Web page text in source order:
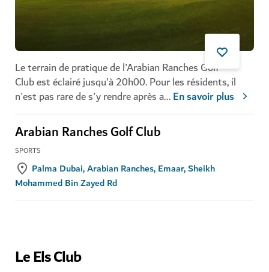
Le terrain de pratique de l'Arabian Ranches Golf
Club est éclairé jusqu'à 20h00. Pour les résidents, il
n'est pas rare de s'y rendre après a...En savoir plus
Arabian Ranches Golf Club
SPORTS
Palma Dubai, Arabian Ranches, Emaar, Sheikh
Mohammed Bin Zayed Rd
Le Els Club